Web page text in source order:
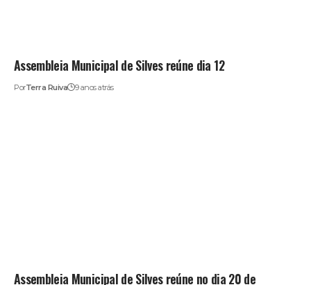
Assembleia Municipal de Silves reúne dia 12
PorTerra Ruiva 9 anos atrás
Assembleia Municipal de Silves reúne no dia 20 de